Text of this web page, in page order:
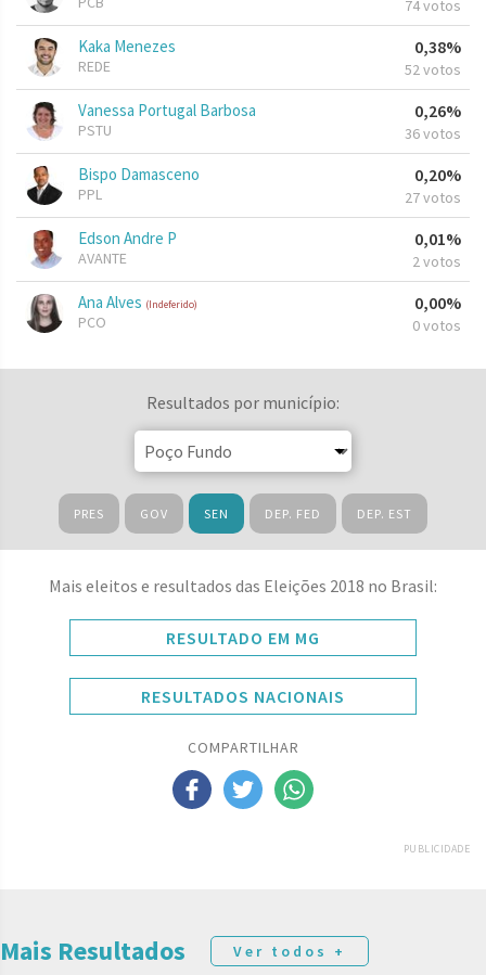
74 votos
Kaka Menezes
REDE
0,38%
52 votos
Vanessa Portugal Barbosa
PSTU
0,26%
36 votos
Bispo Damasceno
PPL
0,20%
27 votos
Edson Andre P
AVANTE
0,01%
2 votos
Ana Alves (Indeferido)
PCO
0,00%
0 votos
Resultados por município:
PRES GOV SEN DEP. FED DEP. EST
Mais eleitos e resultados das Eleições 2018 no Brasil:
RESULTADO EM MG
RESULTADOS NACIONAIS
COMPARTILHAR
PUBLICIDADE
Mais Resultados Ver todos +